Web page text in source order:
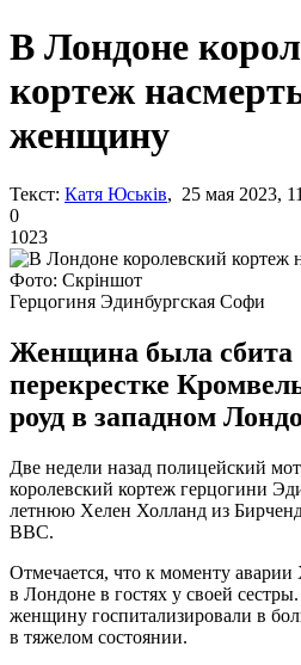
В Лондоне
кортеж
женщину
Текст: Катя Юськів, 25 мая 2023,
0
1023
Фото: Скріншот
Герцогиня Эдинбургская Софи
Женщина была сбита
перекрестке
роуд в западном
Две недели назад полицейский
королевский кортеж герцогини
летнюю Хелен Холланд из
BBC.
Отмечается, что к моменту
в Лондоне в гостях у своей
женщину госпитализировали в
в тяжелом состоянии.